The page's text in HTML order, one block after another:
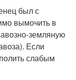
был с
вымочить в
земляную
Если
слабым